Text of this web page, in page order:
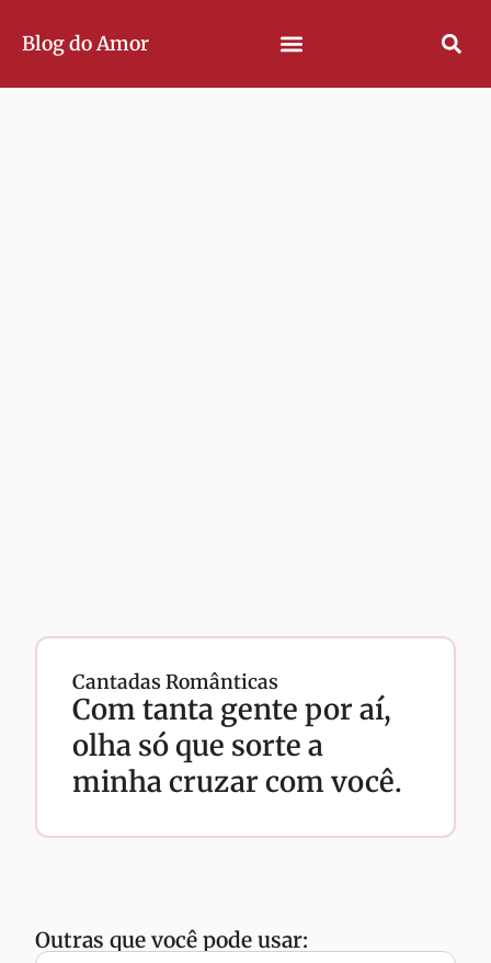
Blog do Amor
Cantadas Românticas
Com tanta gente por aí,
olha só que sorte a
minha cruzar com você.
Outras que você pode usar: